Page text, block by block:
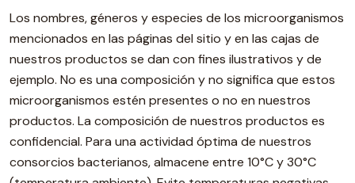
Los nombres, géneros y especies de los microorganismos
mencionados en las páginas del sitio y en las cajas de
nuestros productos se dan con fines ilustrativos y de
ejemplo. No es una composición y no significa que estos
microorganismos estén presentes o no en nuestros
productos. La composición de nuestros productos es
confidencial. Para una actividad óptima de nuestros
consorcios bacterianos, almacene entre 10°C y 30°C